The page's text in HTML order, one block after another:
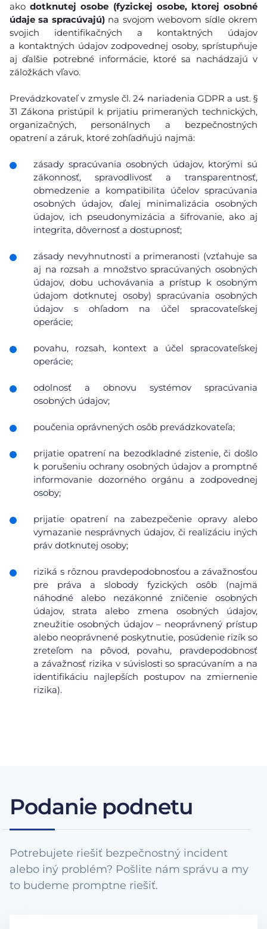
akodotknutej osobe (fyzickej osobe, ktorej osobné
údaje sa spracúvajú)na svojom webovom sídle okrem
svojich identifikačných a kontaktných údajov
a kontaktných údajov zodpovednej osoby, sprístupňuje
aj ďalšie potrebné informácie, ktoré sa nachádzajú v
záložkách vľavo.
Prevádzkovateľ v zmysle čl. 24 nariadenia GDPR a ust. §
31 Zákona pristúpil k prijatiu primeraných technických,
organizačných, personálnych a bezpečnostných
opatrení a záruk, ktoré zohľadňujú najmä:
zásady spracúvania osobných údajov, ktorými sú
zákonnosť, spravodlivosť a transparentnosť,
obmedzenie a kompatibilita účelov spracúvania
osobných údajov, ďalej minimalizácia osobných
údajov, ich pseudonymizácia a šifrovanie, ako aj
integrita, dôvernosť a dostupnosť;
zásady nevyhnutnosti a primeranosti (vzťahuje sa
aj na rozsah a množstvo spracúvaných osobných
údajov, dobu uchovávania a prístup k osobným
údajom dotknutej osoby) spracúvania osobných
údajov s ohľadom na účel spracovateľskej
operácie;
povahu, rozsah, kontext a účel spracovateľskej
operácie;
odolnosť a obnovu systémov spracúvania
osobných údajov;
poučenia oprávnených osôb prevádzkovateľa;
prijatie opatrení na bezodkladné zistenie, či došlo
k porušeniu ochrany osobných údajov a promptné
informovanie dozorného orgánu a zodpovednej
osoby;
prijatie opatrení na zabezpečenie opravy alebo
vymazanie nesprávnych údajov, či realizáciu iných
práv dotknutej osoby;
riziká s rôznou pravdepodobnosťou a závažnosťou
pre práva a slobody fyzických osôb (najmä
náhodné alebo nezákonné zničenie osobných
údajov, strata alebo zmena osobných údajov,
zneužitie osobných údajov – neoprávnený prístup
alebo neoprávnené poskytnutie, posúdenie rizík so
zreteľom na pôvod, povahu, pravdepodobnosť
a závažnosť rizika v súvislosti so spracúvaním a na
identifikáciu najlepších postupov na zmiernenie
rizika).
Podanie podnetu
Potrebujete riešiť bezpečnostný incident
alebo iný problém? Pošlite nám správu a my
to budeme promptne riešiť.